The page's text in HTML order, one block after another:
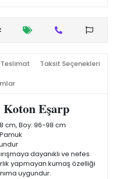
Taksit Seçenekleri
Eşarp
cm, Boy: 96-98 cm
dayanıklı ve nefes
yapmayan kumaş özelliği
uygundur.